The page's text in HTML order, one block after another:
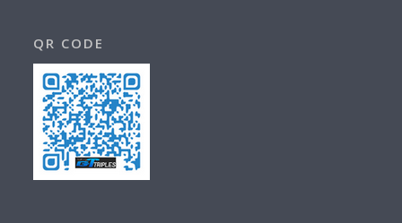
QR CODE